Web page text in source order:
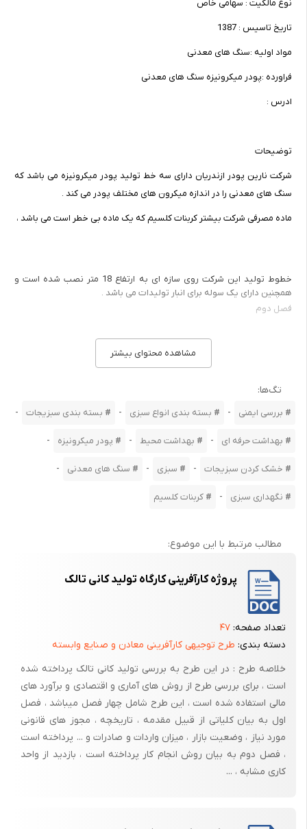
نوع مالکیت : سهامی خاص
تاریخ تاسیس : 1387
مواد اولیه :سنگ های معدنی
فراورده :پودر میکرونیزه سنگ های معدنی
ادرس :
توضیحات
شرکت نارین پودر ازندریان دارای سه خط تولید پودر میکرونیزه می باشد که
سنگ های معدنی را در اندازه میکرون های مختلف پودر می کند .
ماده مصرفی شرکت بیشتر کربنات کلسیم که یک ماده بی خطر است می باشد ،
خطوط تولید این شرکت روی سازه ای به ارتفاع 18 متر نصب شده است و
همچنین دارای یک سوله برای انبار تولیدات می باشد .
فصل دوم
تعریف ماشین :
تعریف منطقه عملیاتی : در ماشین ، منطقه عملیاتی منطقه ایست که ماده ای
به یک فرم وارد و به فرم دیگر خارج میشود . بعنوان مثال در ماشینهای برش
و پس از مخروطی شدن و یا دندانه دار شدن خارج میگردد و یا در پرس ها ،
از فرمها درمی آید.
ماشین ناقص ( نا ایمن ): به ماشینی گفته میشود که منطقه عملیاتی آن
فاقد یک سیستم ایمنی یا حفاظ باشد.
ماشینی نا ایمن است که سیستم ترمز اضطراری در مواقع لزوم نداشته باشد .
( سیستم ترمز اضطراری سیستمی است که میتواند در هنگامیکه اپراتور
بخواهد با فشار دادن سوئیچها یا اهرمهای پدالی شکل توسط دست یا پا
قسمت متحرک ماشین را در کسری از ثانیه متوقف نماید .).ماشینی نا ایمن
است که دارای لبه های تیز و برنده باشد.
خطرات مکانیکی :
مشاهده محتوای بیشتر
تگ‌ها:
بررسی ایمنی - بسته بندی انواع سبزی - بسته‌ بندی سبزیجات -
بهداشت حرفه ای - بهداشت محیط - پودر میکرونیزه -
خشک کردن سبزیجات - سبزی - سنگ های معدنی -
نگهداری سبزی - کربنات کلسیم
مطالب مرتبط با این موضوع:
پروژه کارآفرینی کارگاه تولید کانی تالک
تعداد صفحه: ۴۷
دسته بندی: طرح توجیهی کارآفرینی معادن و صنایع وابسته
خلاصه طرح : در این طرح به بررسی تولید کانی تالک پرداخته شده
است ، برای بررسی طرح از روش های آماری و اقتصادی و برآورد های
مالی استفاده شده است ، این طرح شامل چهار فصل میباشد ، فصل
اول به بیان کلیاتی از قبیل مقدمه ، تاریخچه ، مجوز های قانونی
مورد نیاز ، وضعیت بازار ، میزان واردات و صادرات و ... پرداخته است
، فصل دوم به بیان روش انجام کار پرداخته است ، بازدید از واحد
کاری مشابه ، ...